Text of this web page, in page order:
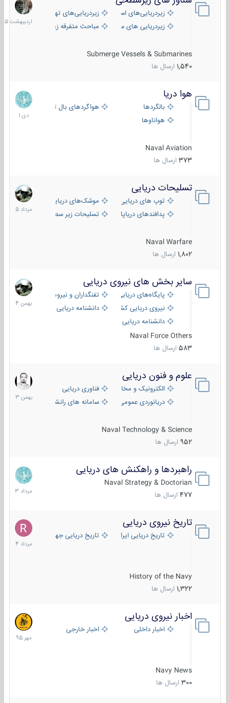
زیردریایی‌های استراتژیکزیردریایی‌های تهاجمی
زیردریایی های سبک
مباحث متفرقه زیرسطحی
Submerge Vessels & Submarines
1,540 ارسال ها
1405
هوا دریا
بالگردها
هواگردهای بال ثابت
هواناوها
Naval Aviation
373 ارسال ها
12
دی
1401
تسلیحات دریایی
توپ های دریایی
موشک‌های دریایی
پدافندهای دریاپایه
تسلیحات زیر سطحی
Naval Warfare
1,802 ارسال ها
2
مرداد
1405
سایر بخش های نیروی دریایی
پایگاه‌های دریایی
تفنگداران و نیروهای ویژه‌ی دریایی
نیروی دریایی کشورهای مختلفدانشنامه دریایی
دانشنامه دریایی کپی
Naval Force Others
583 ارسال ها
22
بهمن
1404
علوم و فنون دریایی
الکترونیک و مخابرات دریاییفناوری دریایی
دریانوردی عمومی
سامانه های رانشی دریایی
Naval Technology & Science
952 ارسال ها
6
بهمن
1403
راهبردها و راهکنش های دریایی
Naval Strategy & Doctorian
477 ارسال ها
2
مرداد
1403
تاریخ نیروی دریایی
تاریخ دریایی ایران تاریخ دریایی جهان
History of the Navy
1,322 ارسال ها
16
مرداد
1404
اخبار نیروی دریایی
اخبار داخلی اخبار خارجی
Navy News
300 ارسال ها
27
مهر
1395